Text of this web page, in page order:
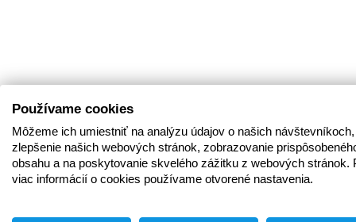
Používame cookies
Môžeme ich umiestniť na analýzu údajov o našich
zlepšenie našich webových stránok, zobrazovanie
obsahu a na poskytovanie skvelého zážitku z webových stránok.
viac informácií o cookies používame otvorené nastavenia.